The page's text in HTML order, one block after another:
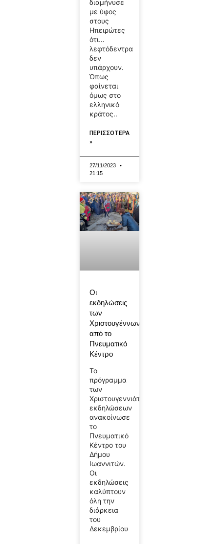
διαμήνυσε
με ύφος
στους
Ηπειρώτες
ότι…
λεφτόδεντρα
δεν
υπάρχουν.
Όπως
φαίνεται
όμως στο
ελληνικό
κράτος..
ΠΕΡΙΣΣΟΤΕΡΑ
»
27/11/2023
21:15
Οι
εκδηλώσεις
των
Χριστουγέννων
από το
Πνευματικό
Κέντρο
Το
πρόγραμμα
των
Χριστουγεννιάτικων
εκδηλώσεων
ανακοίνωσε
το
Πνευματικό
Κέντρο του
Δήμου
Ιωαννιτών.
Οι
εκδηλώσεις
καλύπτουν
όλη την
διάρκεια
του
Δεκεμβρίου